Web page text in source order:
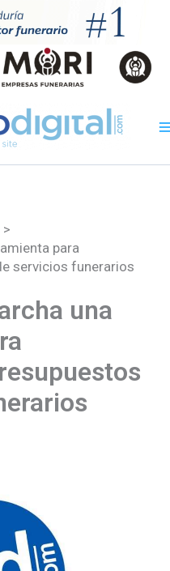
para
servicios funerarios
una